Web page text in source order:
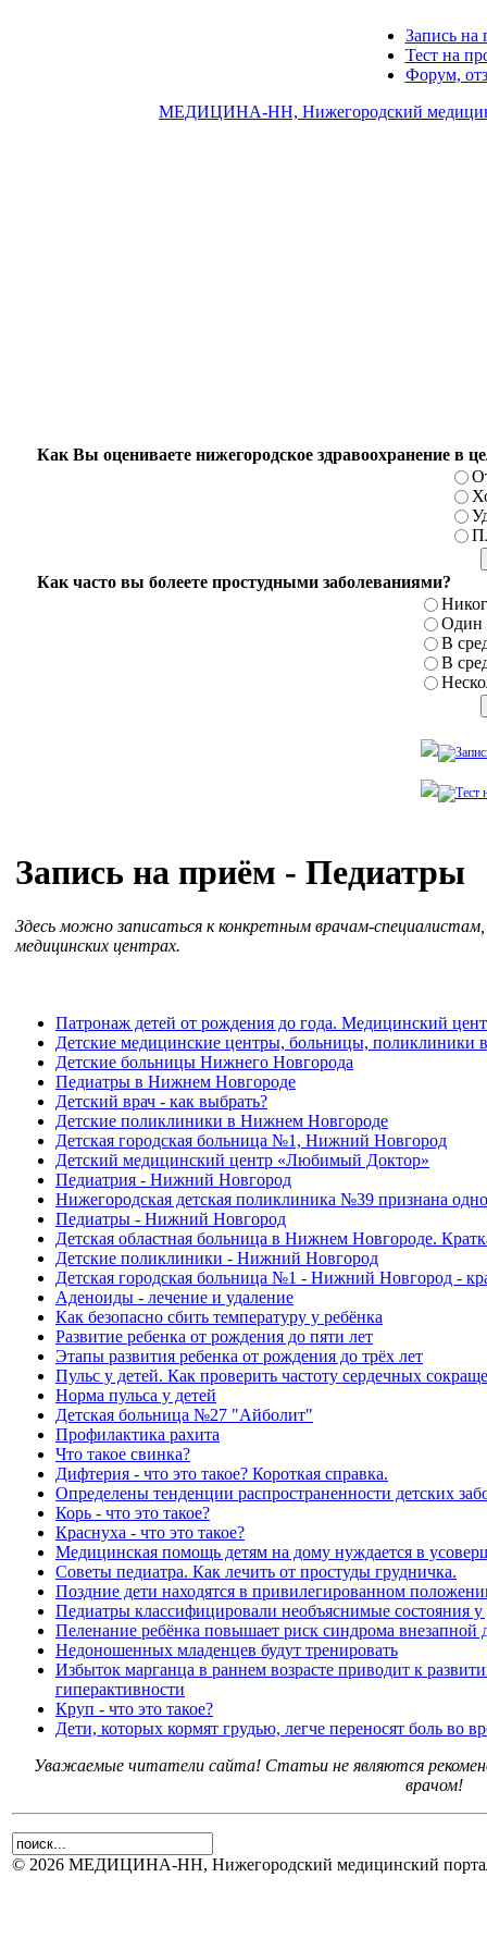
Запись на
Тест на
Форум,
МЕДИЦИНА-НН, Нижегородский
Как Вы оцениваете нижегородское здравоохранение в
Как часто вы болеете простудными заболеваниями?
Один
В
В
Запись на приём - Педиатры
Здесь можно записаться к конкретным врачам-
медицинских центрах.
Патронаж детей от рождения до года. Медицинский
Детские медицинские центры, больницы, поликлиники
Детские больницы Нижнего Новгорода
Педиатры в Нижнем Новгороде
Детский врач - как выбрать?
Детские поликлиники в Нижнем Новгороде
Детская городская больница №1, Нижний Новгород
Детский медицинский центр «Любимый Доктор»
Педиатрия - Нижний Новгород
Нижегородская детская поликлиника №39 признана
Педиатры - Нижний Новгород
Детская областная больница в Нижнем Новгороде.
Детские поликлиники - Нижний Новгород
Детская городская больница №1 - Нижний Новгород -
Аденоиды - лечение и удаление
Как безопасно сбить температуру у ребёнка
Развитие ребенка от рождения до пяти лет
Этапы развития ребенка от рождения до трёх лет
Пульс у детей. Как проверить частоту сердечных
Норма пульса у детей
Детская больница №27 "Айболит"
Профилактика рахита
Что такое свинка?
Дифтерия - что это такое? Короткая справка.
Определены тенденции распространенности детских
Корь - что это такое?
Краснуха - что это такое?
Медицинская помощь детям на дому нуждается в
Советы педиатра. Как лечить от простуды грудничка.
Поздние дети находятся в привилегированном
Педиатры классифицировали необъяснимые состояния
Пеленание ребёнка повышает риск синдрома внезапной
Недоношенных младенцев будут тренировать
Избыток марганца в раннем возрасте приводит к
гиперактивности
Круп - что это такое?
Дети, которых кормят грудью, легче переносят боль во
Уважаемые читатели сайта! Статьи не являются
врачом!
© 2026 МЕДИЦИНА-НН, Нижегородский медицинский